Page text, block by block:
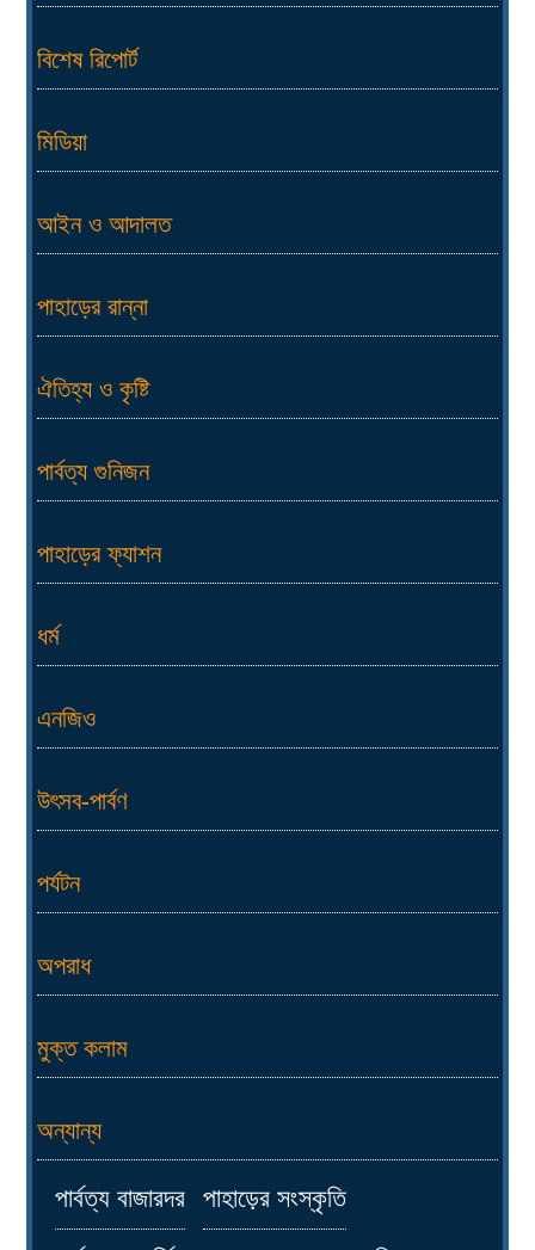
বিশেষ রিপোর্ট
মিডিয়া
আইন ও আদালত
পাহাড়ের রান্না
ঐতিহ্য ও কৃষ্টি
পার্বত্য গুনিজন
পাহাড়ের ফ্যাশন
ধর্ম
এনজিও
উৎসব-পার্বণ
পর্যটন
অপরাধ
মুক্ত কলাম
অন্যান্য
পার্বত্য বাজারদর পাহাড়ের সংস্কৃতি